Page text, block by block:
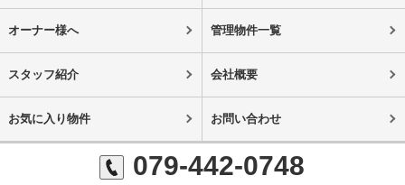
オーナー様へ 管理物件一覧
スタッフ紹介 会社概要
お気に入り物件 お問い合わせ
079-442-0748